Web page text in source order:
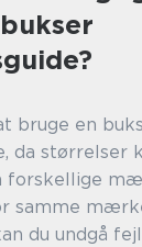
bruge en
da størrelser
forskellige
samme
du undgå